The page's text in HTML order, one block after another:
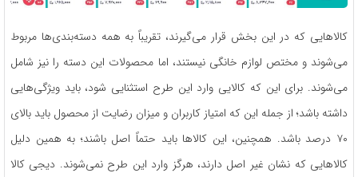
کالاهایی که در این بخش قرار می‌گیرند، تقریباً به همه دسته‌بندی‌ها مربوط
می‌شوند و مختص لوازم خانگی نیستند، اما محصولات این دسته را نیز شامل
می‌شوند. برای این که کالایی وارد این طرح استثنایی شود، باید ویژگی‌هایی
داشته باشد؛ از جمله این که امتیاز کاربران و میزان رضایت از محصول باید بالای
۷۰ درصد باشد. همچنین، این کالاها باید حتماً اصل باشند؛ به همین دلیل
کالاهایی که نشان غیر اصل دارند، هرگز وارد این طرح نمی‌شوند. دیجی کالا